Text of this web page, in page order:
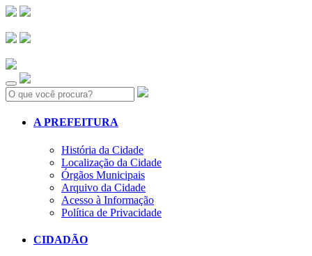
Search:
A PREFEITURA
História da Cidade
Localização da Cidade
Órgãos Municipais
Arquivo da Cidade
Acesso à Informação
Política de Privacidade
CIDADÃO